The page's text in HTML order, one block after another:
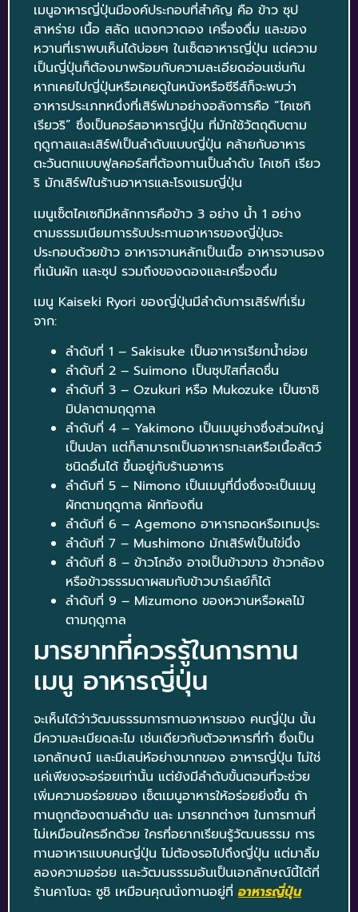
เมนูอาหารญี่ปุ่นมีองค์ประกอบที่สำคัญ คือ ข้าว ซุป
สาหร่าย เนื้อ สลัด แตงกวาดอง เครื่องดื่ม และของ
หวานที่เราพบเห็นได้บ่อยๆ ในเซ็ตอาหารญี่ปุ่น แต่ความ
เป็นญี่ปุ่นก็ต้องมาพร้อมกับความละเอียดอ่อนเช่นกัน
หากเคยไปญี่ปุ่นหรือเคยดูในหนังหรือซีรีส์ก็จะพบว่า
อาหารประเภทหนึ่งที่เสิร์ฟมาอย่างอลังการคือ “ไคเซกิ
เรียวริ” ซึ่งเป็นคอร์สอาหารญี่ปุ่น ที่มักใช้วัตถุดิบตาม
ฤดูกาลและเสิร์ฟเป็นลำดับแบบญี่ปุ่น คล้ายกับอาหาร
ตะวันตกแบบฟูลคอร์สที่ต้องทานเป็นลำดับ ไคเซกิ เรียว
ริ มักเสิร์ฟในร้านอาหารและโรงแรมญี่ปุ่น
เมนูเซ็ตไคเซกิมีหลักการคือข้าว 3 อย่าง น้ำ 1 อย่าง
ตามธรรมเนียมการรับประทานอาหารของญี่ปุ่นจะ
ประกอบด้วยข้าว อาหารจานหลักเป็นเนื้อ อาหารจานรอง
ที่เน้นผัก และซุป รวมถึงของดองและเครื่องดื่ม
เมนู Kaiseki Ryori ของญี่ปุ่นมีลำดับการเสิร์ฟที่เริ่ม
จาก:
ลำดับที่ 1 – Sakisuke เป็นอาหารเรียกน้ำย่อย
ลำดับที่ 2 – Suimono เป็นซุปใสที่สดชื่น
ลำดับที่ 3 – Ozukuri หรือ Mukozuke เป็นซาซิ
มิปลาตามฤดูกาล
ลำดับที่ 4 – Yakimono เป็นเมนูย่างซึ่งส่วนใหญ่
เป็นปลา แต่ก็สามารถเป็นอาหารทะเลหรือเนื้อสัตว์
ชนิดอื่นได้ ขึ้นอยู่กับร้านอาหาร
ลำดับที่ 5 – Nimono เป็นเมนูที่นึ่งซึ่งจะเป็นเมนู
ผักตามฤดูกาล ผักท้องถิ่น
ลำดับที่ 6 – Agemono อาหารทอดหรือเทมปุระ
ลำดับที่ 7 – Mushimono มักเสิร์ฟเป็นไข่นึ่ง
ลำดับที่ 8 – ข้าวโกฮัง อาจเป็นข้าวขาว ข้าวกล้อง
หรือข้าวธรรมดาผสมกับข้าวบาร์เลย์ก็ได้
ลำดับที่ 9 – Mizumono ของหวานหรือผลไม้
ตามฤดูกาล
มารยาทที่ควรรู้ในการทาน
เมนู อาหารญี่ปุ่น
จะเห็นได้ว่าวัฒนธรรมการทานอาหารของ คนญี่ปุ่น นั้น
มีความละเมียดละไม เช่นเดียวกับตัวอาหารที่ทำ ซึ่งเป็น
เอกลักษณ์ และมีเสน่ห์อย่างมากของ อาหารญี่ปุ่น ไม่ใช่
แค่เพียงจะอร่อยเท่านั้น แต่ยังมีลำดับขั้นตอนที่จะช่วย
เพิ่มความอร่อยของ เซ็ตเมนูอาหารให้อร่อยยิ่งขึ้น ถ้า
ทานถูกต้องตามลำดับ และ มารยาทต่างๆ ในการทานที่
ไม่เหมือนใครอีกด้วย ใครที่อยากเรียนรู้วัฒนธรรม การ
ทานอาหารแบบคนญี่ปุ่น ไม่ต้องรอไปถึงญี่ปุ่น แต่มาลิ้ม
ลองความอร่อย และวัฒนธรรมอันเป็นเอกลักษณ์นี้ได้ที่
ร้านคาโบฉะ ซูชิ เหมือนคุณนั่งทานอยู่ที่อาหารญี่ปุ่น